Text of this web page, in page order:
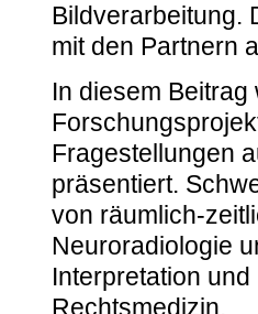
Bildverarbeitung.
mit den Partnern
In diesem
Fragestellungen
präsentiert.
von räumlich-
Neuroradiologie
Interpretation
Rechtsmedizin.